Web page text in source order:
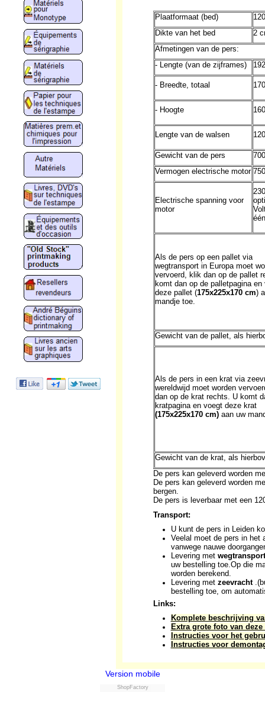
Plaatformaat (bed)
Dikte van het bed
2
Afmetingen van de pers:
- Lengte (van de zijframes)
- Breedte, totaal
- Hoogte
Lengte van de walsen
Gewicht van de pers
Vermogen electrische motor
Electrische spanning voor
motor
Als de pers op een pallet via
wegtransport in Europa moet
vervoerd, klik dan op de pallet
komt dan op de palletpagina en
deze pallet (175x225x170 cm)
mandje toe.
Gewicht van de pallet, als
Als de pers in een krat via
wereldwijd moet worden
dan op de krat rechts. U komt
kratpagina en voegt deze krat
(175x225x170 cm)aan uw
Gewicht van de krat, als
De pers kan geleverd worden
De pers kan geleverd worden
bergen.
De pers is leverbaar met een
Transport:
U kunt de pers in Leiden
Veelal moet de pers in het
vanwege nauwe
Levering met wegtransport
uw bestelling toe.Op die
worden berekend.
Levering met zeevracht
bestelling toe, om
Links:
Komplete beschrijving
Extra grote foto van deze
Instructies voor het
Instructies voor
Version mobile
ShopFactory